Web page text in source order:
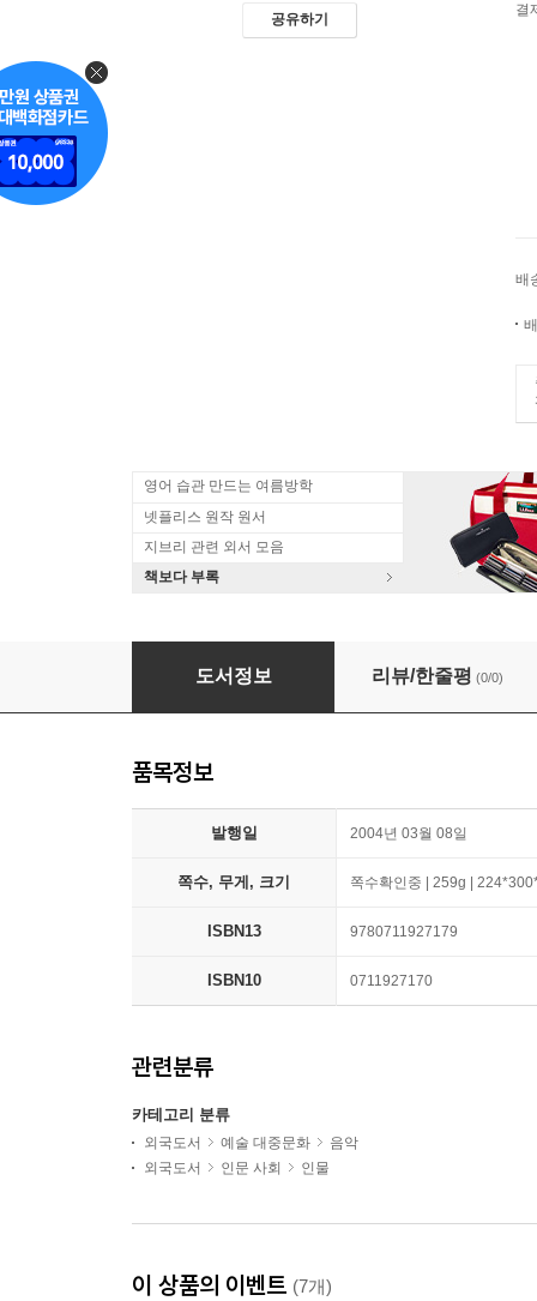
공유하기
결
배
영어 습관 만드는 여름방학
넷플리스 원작 원서
지브리 관련 외서 모음
책보다 부록
Katie Melua
도서정보 리뷰/한줄평 (0/0)
품목정보
발행일 2004년 03월 08일
쪽수, 무게, 크기 쪽수확인중 | 259g |
ISBN13 9780711927179
ISBN10 0711927170
관련분류
카테고리 분류
외국도서 예술 대중문화
음악
외국도서
인문 사회 인물
이 상품의 이벤트 (7개)